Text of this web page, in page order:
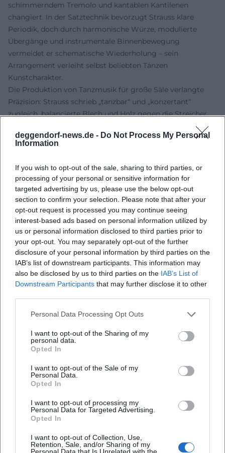
deggendorf-news.de - Do Not Process My Personal
Information
If you wish to opt-out of the sale, sharing to third parties, or
processing of your personal or sensitive information for
targeted advertising by us, please use the below opt-out
section to confirm your selection. Please note that after your
opt-out request is processed you may continue seeing
interest-based ads based on personal information utilized by
us or personal information disclosed to third parties prior to
your opt-out. You may separately opt-out of the further
disclosure of your personal information by third parties on the
IAB’s list of downstream participants. This information may
also be disclosed by us to third parties on the IAB’s List of
Downstream Participants that may further disclose it to other
Personal Data Processing Opt Outs
I want to opt-out of the Sharing of my
personal data.
Opted In
I want to opt-out of the Sale of my
Personal Data.
Opted In
I want to opt-out of processing my
Personal Data for Targeted Advertising.
Opted In
I want to opt-out of Collection, Use,
Retention, Sale, and/or Sharing of my
Personal Data that Is Unrelated with the
schimmerndem Tremolo und kantablen Kantilenen
changiert. In der Satztechnik bevorzugt Strauss klare
Periodik, doch durch harmonische Würze, modulierte
Übergänge und instrumentale Binnenbewegung
vermeidet er schematische Wiederholung – sein
Arrangement verleiht selbst beliebten Tänzen
Kunstcharakter.
Die Produktion von Tanzmusik für große Säle verlangte
Präzision: Strauss schrieb „tanzbar“ und „konzertant“
zugleich, balancierte Blech und Holz gegen die Streicher
und nutzte perkussive Akzente sparsam, aber wirkungsvoll.
Dieser Klang wird im Bewusstsein des Publikums zur
Karriere-Stationen, Auszeichnungen und späte Jahre
Die Ernennung zum Hofballmusikdirektor, internationale
Triumphe als Dirigent und Komponist, die
Eheschließungen – darunter mit der Sängerin Jetty Treffz –
und bedeutende Uraufführungsorte erzählen von einer
Laufbahn, die Europa prägte. In den 1880er Jahren wendet
sich Strauss wiederholt der Operette zu, während er im
Konzertsaal weiterhin mit Walzern und Polkas brilliert. Er
stirbt 1899 in Wien; Begräbnis und Nachruhm machten ihn
endgültig zur Legende der Wiener Moderne – ein
Die Rezeptionsgeschichte des 20. Jahrhunderts – von
Rundfunk und Schallplatte bis zum global übertragenen
Konzert – hat Strauss’ Werk stabil im Weltrepertoire
verankert. Kritische Diskurse über kulturelle
Vereinnahmungen änderten daran nichts: Der
künstlerische Kern seiner Musik, die Verbindung aus
Aktuelle Projekte zum 200. Geburtstag: Festivaljahr,
Neuproduktionen und Innovation
(Sohn) mit einem ganzjährigen Programm: Operette,